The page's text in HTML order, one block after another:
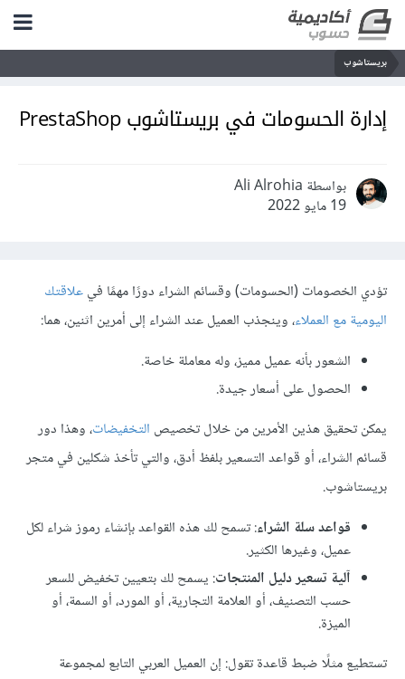
بريستاشوب
إدارة الحسومات في بريستاشوب PrestaShop
بواسطة Ali Alrohia
19 مايو 2022
تؤدي الخصومات (الحسومات) وقسائم الشراء دورًا مهمًا فيعلاقتك
اليومية مع العملاء، وينجذب العميل عند الشراء إلى أمرين اثنين، هما:
الشعور بأنه عميل مميز، وله معاملة خاصة.
الحصول على أسعار جيدة.
يمكن تحقيق هذين الأمرين من خلال تخصيص التخفيضات، وهذا دور
قسائم الشراء، أو قواعد التسعير بلفظ أدق، والتي تأخذ شكلين في متجر
بريستاشوب.
قواعد سلة الشراء: تسمح لك هذه القواعد بإنشاء رموز شراء لكل
عميل، وغيرها الكثير.
آلية تسعير دليل المنتجات: يسمح لك بتعيين تخفيض للسعر
حسب التصنيف، أو العلامة التجارية، أو المورد، أو السمة، أو
الميزة.
تستطيع مثلًا ضبط قاعدة تقول: إن العميل العربي التابع لمجموعة